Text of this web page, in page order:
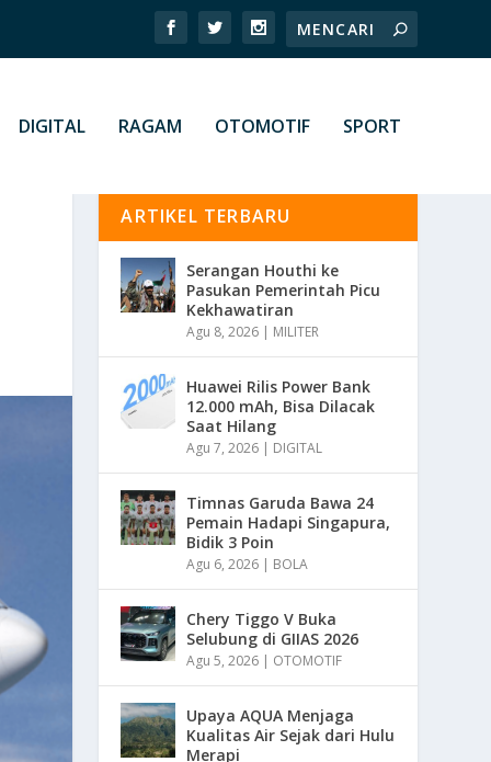
DIGITAL RAGAM OTOMOTIF SPORT
ARTIKEL TERBARU
Serangan Houthi ke
Pasukan Pemerintah Picu
Kekhawatiran
Agu 8, 2026 | MILITER
Huawei Rilis Power Bank
12.000 mAh, Bisa Dilacak
Saat Hilang
Agu 7, 2026 | DIGITAL
Timnas Garuda Bawa 24
Pemain Hadapi Singapura,
Bidik 3 Poin
Agu 6, 2026 | BOLA
Chery Tiggo V Buka
Selubung di GIIAS 2026
Agu 5, 2026 | OTOMOTIF
Upaya AQUA Menjaga
Kualitas Air Sejak dari Hulu
Merapi